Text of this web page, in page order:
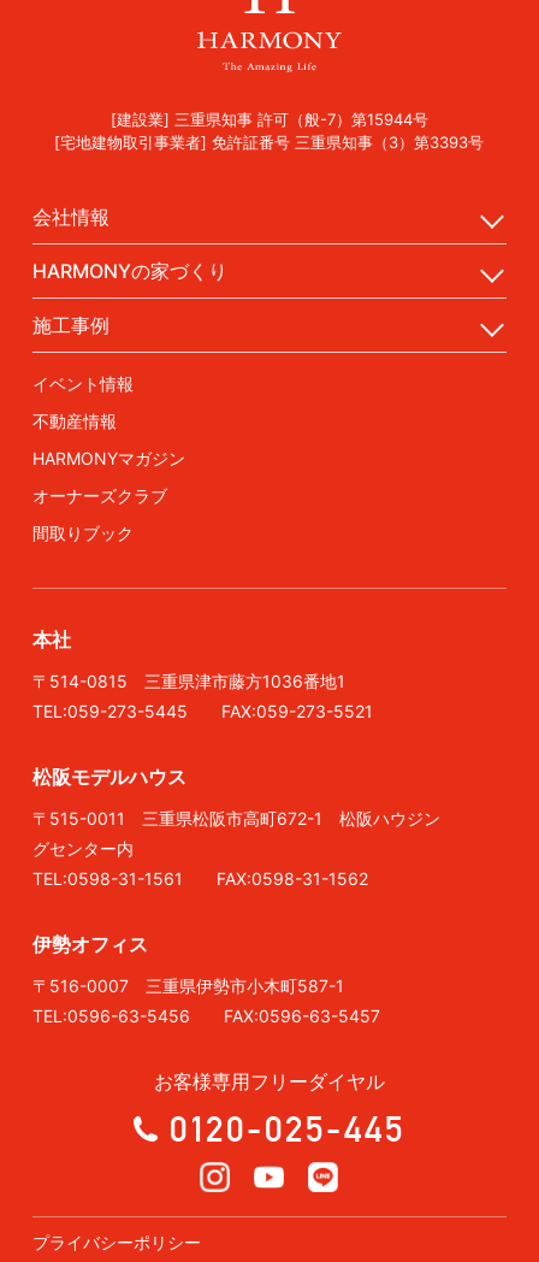
[建設業] 三重県知事 許可（般-7）第15944号
[宅地建物取引事業者] 免許証番号 三重県知事（3）第3393号
会社情報
HARMONYの家づくり
施工事例
イベント情報
不動産情報
HARMONYマガジン
オーナーズクラブ
間取りブック
本社
〒514-0815 三重県津市藤方1036番地1
TEL:059-273-5445 FAX:059-273-5521
松阪モデルハウス
〒515-0011 三重県松阪市高町672-1 松阪ハウジン
グセンター内
TEL:0598-31-1561 FAX:0598-31-1562
伊勢オフィス
〒516-0007 三重県伊勢市小木町587-1
TEL:0596-63-5456 FAX:0596-63-5457
お客様専用フリーダイヤル
0120-025-445
プライバシーポリシー